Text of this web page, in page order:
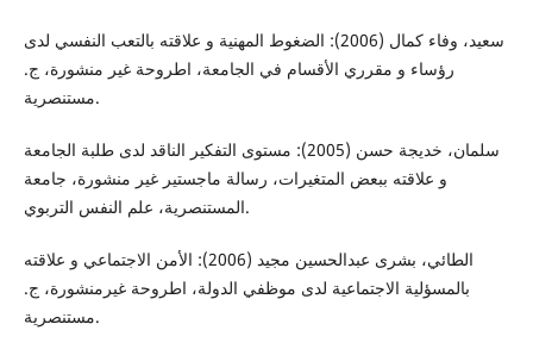
سعيد، وفاء كمال (2006): الضغوط المهنية و علاقته بالتعب النفسي لدى
رؤساء و مقرري الأقسام في الجامعة، اطروحة غير منشورة، ج.
مستنصرية.
سلمان، خديجة حسن (2005): مستوى التفكير الناقد لدى طلبة الجامعة
و علاقته ببعض المتغيرات، رسالة ماجستير غير منشورة، جامعة
المستنصرية، علم النفس التربوي.
الطائي، بشرى عبدالحسين مجيد (2006): الأمن الاجتماعي و علاقته
بالمسؤلية الاجتماعية لدى موظفي الدولة، اطروحة غيرمنشورة، ج.
مستنصرية.